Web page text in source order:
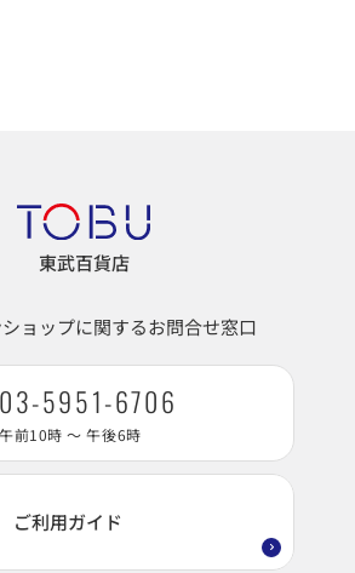
東武百貨店
ョップに関するお問合せ窓口
03-5951-6706
午前10時 ～ 午後6時
ご利用ガイド